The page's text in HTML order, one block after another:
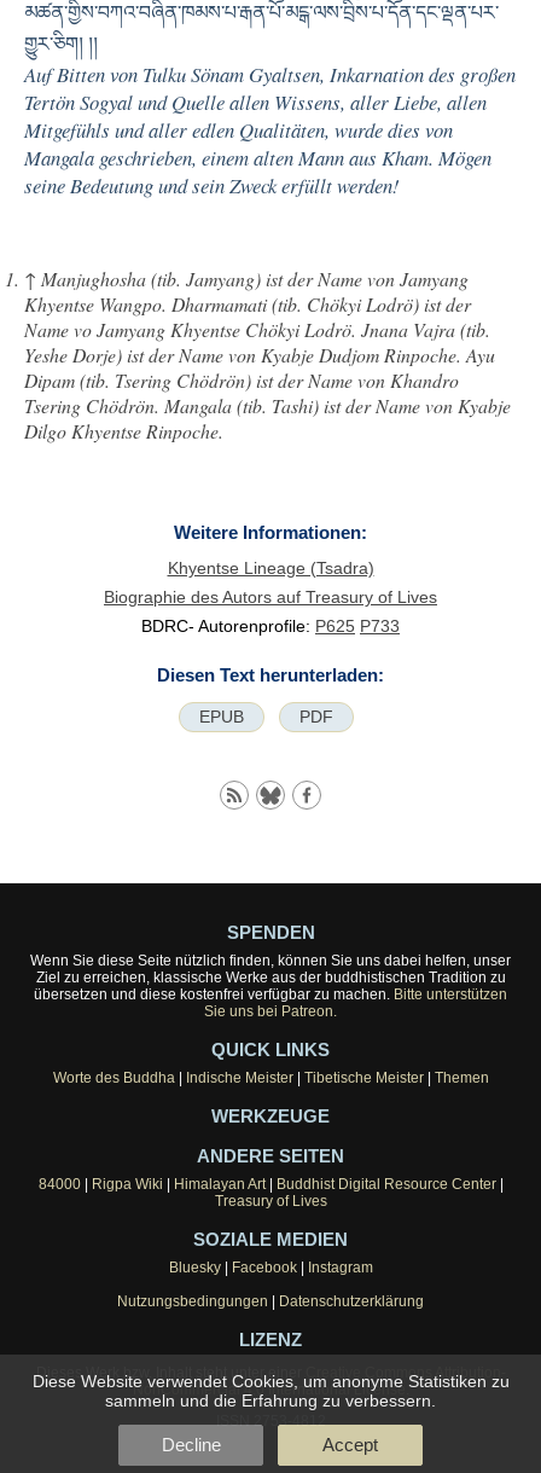
མཚན་གྱིས་བཀའ་བཞིན་ཁམས་པ་རྒན་པོ་མངྒ་ལས་བྲིས་པ་དོན་དང་ལྡན་པར་
གྱུར་ཅིག། །།
Auf Bitten von Tulku Sönam Gyaltsen, Inkarnation des großen
Tertön Sogyal und Quelle allen Wissens, aller Liebe, allen
Mitgefühls und aller edlen Qualitäten, wurde dies von
Mangala geschrieben, einem alten Mann aus Kham. Mögen
seine Bedeutung und sein Zweck erfüllt werden!
↑ Manjughosha (tib. Jamyang) ist der Name von Jamyang
Khyentse Wangpo. Dharmamati (tib. Chökyi Lodrö) ist der
Name vo Jamyang Khyentse Chökyi Lodrö. Jnana Vajra (tib.
Yeshe Dorje) ist der Name von Kyabje Dudjom Rinpoche. Ayu
Dipam (tib. Tsering Chödrön) ist der Name von Khandro
Tsering Chödrön. Mangala (tib. Tashi) ist der Name von Kyabje
Dilgo Khyentse Rinpoche.
Weitere Informationen:
Khyentse Lineage (Tsadra)
Biographie des Autors auf Treasury of Lives
BDRC- Autorenprofile: P625 P733
Diesen Text herunterladen:
EPUB PDF
SPENDEN
Wenn Sie diese Seite nützlich finden, können Sie uns dabei helfen, unser
Ziel zu erreichen, klassische Werke aus der buddhistischen Tradition zu
übersetzen und diese kostenfrei verfügbar zu machen. Bitte unterstützen
Sie uns bei Patreon.
QUICK LINKS
Worte des Buddha | Indische Meister| Tibetische Meister| Themen
WERKZEUGE
ANDERE SEITEN
84000| Rigpa Wiki | Himalayan Art| Buddhist Digital Resource Center|
Treasury of Lives
SOZIALE MEDIEN
Bluesky| Facebook| Instagram
Nutzungsbedingungen | Datenschutzerklärung
LIZENZ
Dieses Werk bzw. Inhalt steht unter einer
Creative Commons Attribution-
NonCommercial 4.0 International License
Diese Website verwendet Cookies, um anonyme Statistiken zu
sammeln und die Erfahrung zu verbessern.
Decline Accept